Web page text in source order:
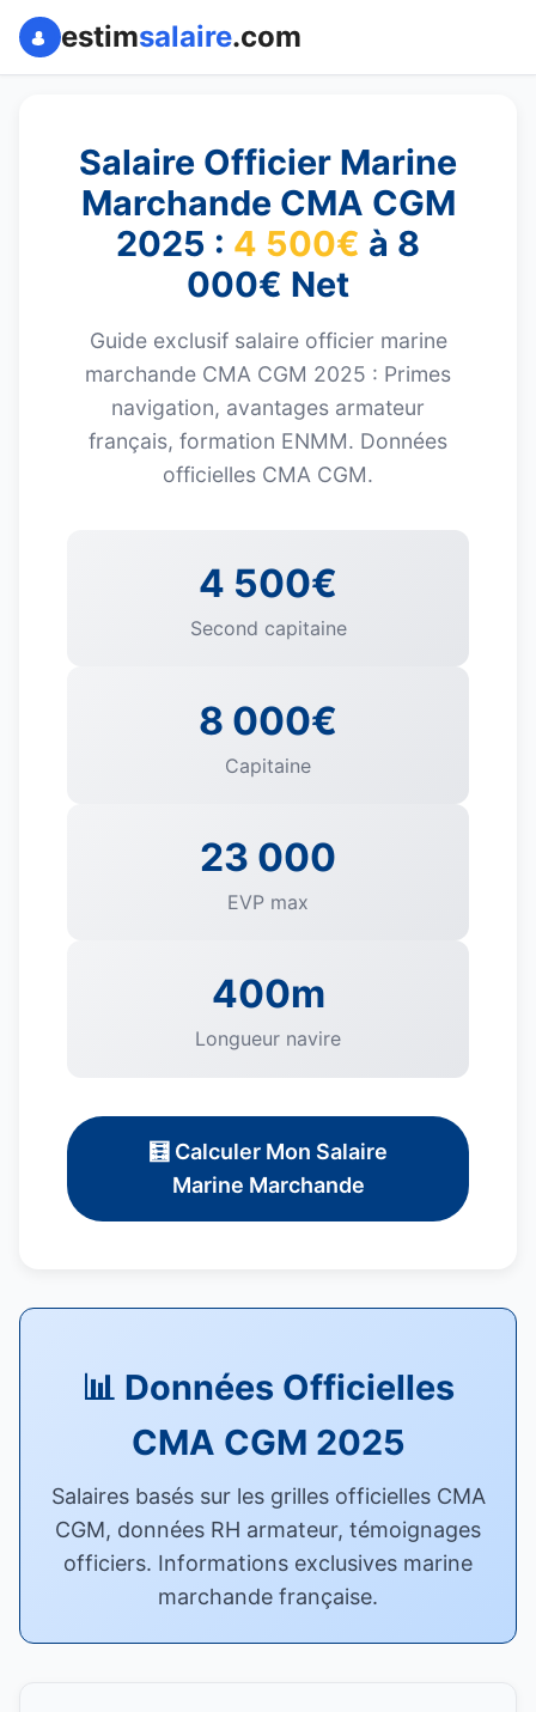
estimsalaire.com
Salaire Officier Marine
Marchande CMA CGM
2025 : 4 500€ à 8
000€ Net
Guide exclusif salaire officier marine
marchande CMA CGM 2025 : Primes
navigation, avantages armateur
français, formation ENMM. Données
officielles CMA CGM.
4 500€
Second capitaine
8 000€
Capitaine
23 000
EVP max
400m
Longueur navire
🧮 Calculer Mon Salaire
Marine Marchande
📊 Données Officielles
CMA CGM 2025
Salaires basés sur les grilles officielles CMA
CGM, données RH armateur, témoignages
officiers. Informations exclusives marine
marchande française.